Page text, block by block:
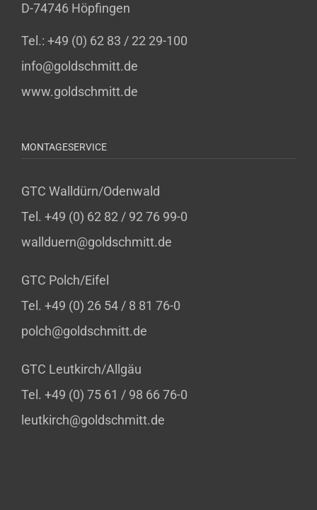
D-74746 Höpfingen
Tel.: +49 (0) 62 83 / 22 29-100
info@goldschmitt.de
www.goldschmitt.de
MONTAGESERVICE
GTC Walldürn/Odenwald
Tel. +49 (0) 62 82 / 92 76 99-0
wallduern@goldschmitt.de
GTC Polch/Eifel
Tel. +49 (0) 26 54 / 8 81 76-0
polch@goldschmitt.de
GTC Leutkirch/Allgäu
Tel. +49 (0) 75 61 / 98 66 76-0
leutkirch@goldschmitt.de